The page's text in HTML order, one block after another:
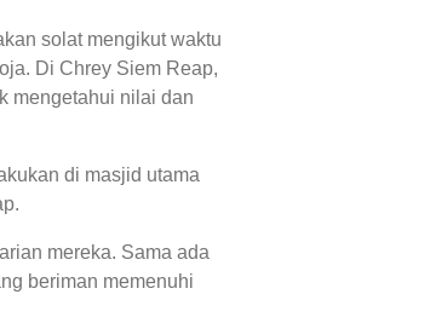
solat mengikut waktu
Di Chrey Siem Reap,
mengetahui nilai dan
di masjid utama
mereka. Sama ada
beriman memenuhi